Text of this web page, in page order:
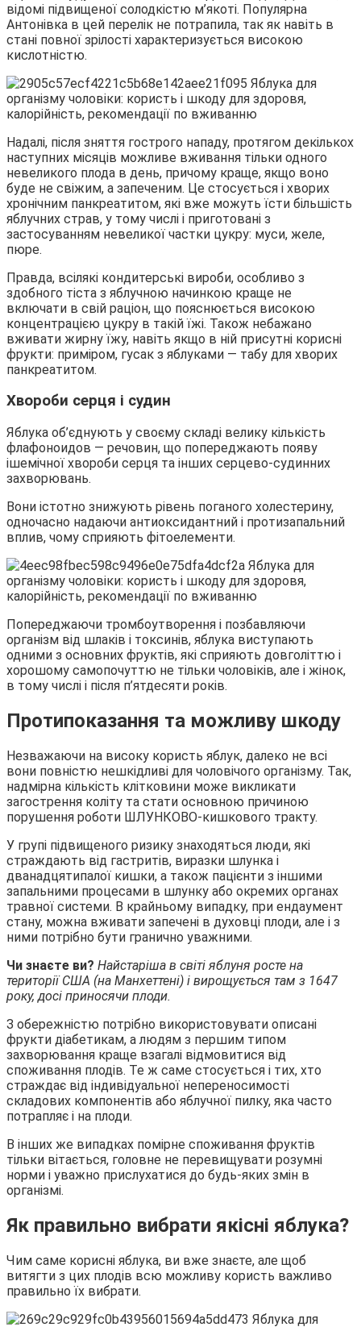
відомі підвищеної солодкістю м’якоті. Популярна
Антонівка в цей перелік не потрапила, так як навіть в
стані повної зрілості характеризується високою
кислотністю.
Надалі, після зняття гострого нападу, протягом декількох
наступних місяців можливе вживання тільки одного
невеликого плода в день, причому краще, якщо воно
буде не свіжим, а запеченим. Це стосується і хворих
хронічним панкреатитом, які вже можуть їсти більшість
яблучних страв, у тому числі і приготовані з
застосуванням невеликої частки цукру: муси, желе,
пюре.
Правда, всілякі кондитерські вироби, особливо з
здобного тіста з яблучною начинкою краще не
включати в свій раціон, що пояснюється високою
концентрацією цукру в такій їжі. Також небажано
вживати жирну їжу, навіть якщо в ній присутні корисні
фрукти: приміром, гусак з яблуками — табу для хворих
панкреатитом.
Хвороби серця і судин
Яблука об’єднують у своєму складі велику кількість
флафоноидов — речовин, що попереджають появу
ішемічної хвороби серця та інших серцево-судинних
захворювань.
Вони істотно знижують рівень поганого холестерину,
одночасно надаючи антиоксидантний і протизапальний
вплив, чому сприяють фітоелементи.
Попереджаючи тромбоутворення і позбавляючи
організм від шлаків і токсинів, яблука виступають
одними з основних фруктів, які сприяють довголіттю і
хорошому самопочуттю не тільки чоловіків, але і жінок,
в тому числі і після п’ятдесяти років.
Протипоказання та можливу шкоду
Незважаючи на високу користь яблук, далеко не всі
вони повністю нешкідливі для чоловічого організму. Так,
надмірна кількість клітковини може викликати
загострення коліту та стати основною причиною
порушення роботи ШЛУНКОВО-кишкового тракту.
У групі підвищеного ризику знаходяться люди, які
страждають від гастритів, виразки шлунка і
дванадцятипалої кишки, а також пацієнти з іншими
запальними процесами в шлунку або окремих органах
травної системи. В крайньому випадку, при ендаумент
стану, можна вживати запечені в духовці плоди, але і з
ними потрібно бути гранично уважними.
Чи знаєте ви? Найстаріша в світі яблуня росте на
території США (на Манхеттені) і вирощується там з 1647
року, досі приносячи плоди.
З обережністю потрібно використовувати описані
фрукти діабетикам, а людям з першим типом
захворювання краще взагалі відмовитися від
споживання плодів. Те ж саме стосується і тих, хто
страждає від індивідуальної непереносимості
складових компонентів або яблучної пилку, яка часто
потрапляє і на плоди.
В інших же випадках помірне споживання фруктів
тільки вітається, головне не перевищувати розумні
норми і уважно прислухатися до будь-яких змін в
організмі.
Як правильно вибрати якісні яблука?
Чим саме корисні яблука, ви вже знаєте, але щоб
витягти з цих плодів всю можливу користь важливо
правильно їх вибрати.